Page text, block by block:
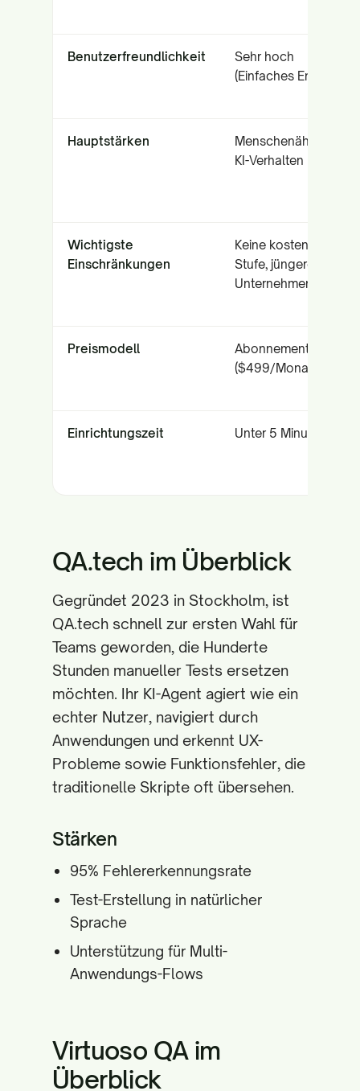
Benutzerfreundlichkeit
Sehr hoch
(Einfaches Englisch)
Hauptstärken
Menschenähnliches
KI-Verhalten
Wichtigste
Einschränkungen
Keine kostenlose
Stufe, jüngeres
Unternehmen
Preismodell
Abonnement
($499/Monat+)
Einrichtungszeit Unter 5 Minuten
QA.tech im Überblick
Gegründet 2023 in Stockholm, ist
QA.tech schnell zur ersten Wahl für
Teams geworden, die Hunderte
Stunden manueller Tests ersetzen
möchten. Ihr KI-Agent agiert wie ein
echter Nutzer, navigiert durch
Anwendungen und erkennt UX-
Probleme sowie Funktionsfehler, die
traditionelle Skripte oft übersehen.
Stärken
95% Fehlererkennungsrate
Test-Erstellung in natürlicher
Sprache
Unterstützung für Multi-
Anwendungs-Flows
Virtuoso QA im
Überblick